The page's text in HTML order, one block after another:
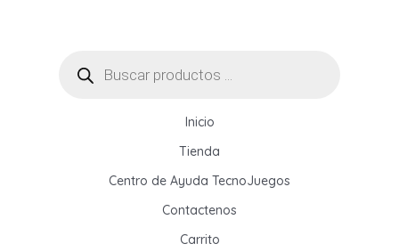
productos
Inicio
Tienda
Centro de Ayuda TecnoJuegos
Contactenos
Carrito